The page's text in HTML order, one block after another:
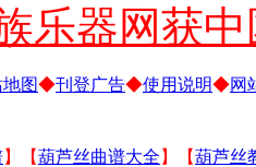
乐器网获
图◆刊登广告◆使用说明◆网
】【葫芦丝曲谱大全 】【葫芦丝